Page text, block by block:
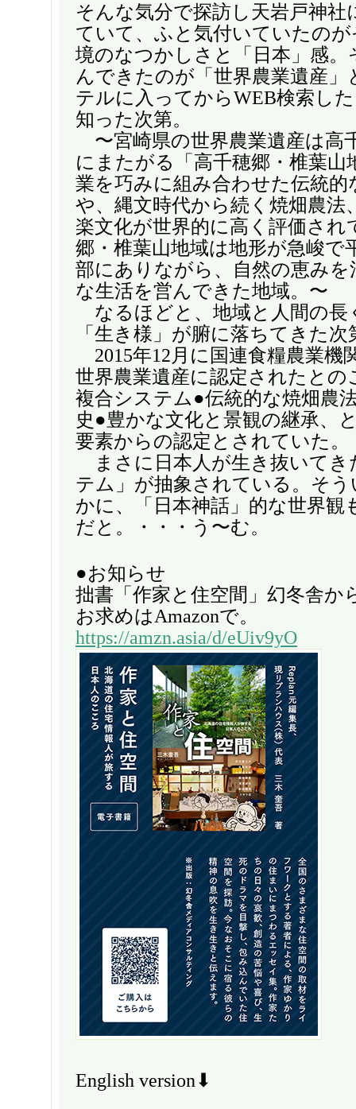
そんな気分で探訪し天岩戸神社
ていて、ふと気付いていたの
境のなつかしさと「日本」感。
んできたのが「世界農業遺産」
テルに入ってからWEB検索し
知った次第。
〜宮崎県の世界農業遺産は高
にまたがる「高千穂郷・椎葉山
業を巧みに組み合わせた伝統的
や、縄文時代から続く焼畑農法
楽文化が世界的に高く評価され
郷・椎葉山地域は地形が急峻で
部にありながら、自然の恵みを
な生活を営んできた地域。〜
なるほどと、地域と人間の長
「生き様」が腑に落ちてきた次
2015年12月に国連食糧農業機
世界農業遺産に認定されたとの
複合システム●伝統的な焼畑農
史●豊かな文化と景観の継承、
要素からの認定とされていた。
まさに日本人が生き抜いてき
テム」が抽象されている。そ
かに、「日本神話」的な世界観
だと。・・・う〜む。
●お知らせ
拙書「作家と住空間」幻冬舎か
お求めはAmazonで。
https://amzn.asia/d/eUiv9yO
English version⬇